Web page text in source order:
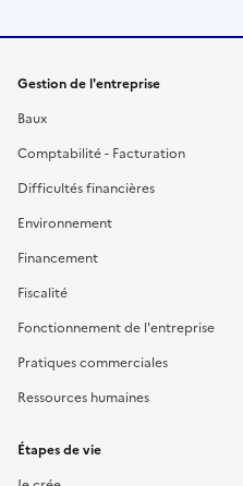
Gestion de l'entreprise
Baux
Comptabilité - Facturation
Difficultés financières
Environnement
Financement
Fiscalité
Fonctionnement de l'entreprise
Pratiques commerciales
Ressources humaines
Étapes de vie